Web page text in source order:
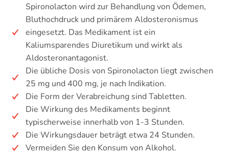
Spironolacton wird zur Behandlung von Ödemen,
Bluthochdruck und primärem Aldosteronismus
eingesetzt. Das Medikament ist ein
Kaliumsparendes Diuretikum und wirkt als
Aldosteronantagonist.
Die übliche Dosis von Spironolacton liegt zwischen
25 mg und 400 mg, je nach Indikation.
Die Form der Verabreichung sind Tabletten.
Die Wirkung des Medikaments beginnt
typischerweise innerhalb von 1-3 Stunden.
Die Wirkungsdauer beträgt etwa 24 Stunden.
Vermeiden Sie den Konsum von Alkohol.